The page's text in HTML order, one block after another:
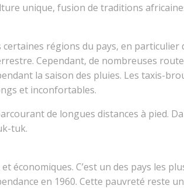
unique, fusion de traditions
régions du pays, en particulier
Cependant, de nombreuses
la saison des pluies. Les taxis-
et inconfortables.
de longues distances à pied.
tuk.
économiques. C’est un des pays les
en 1960. Cette pauvreté reste